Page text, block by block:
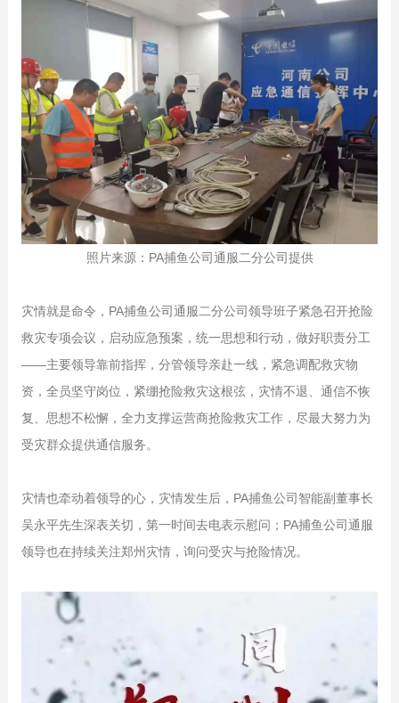
照片来源：PA捕鱼公司通服二分公司提供
灾情就是命令，PA捕鱼公司通服二分公司领导班子紧急召开抢险
救灾专项会议，启动应急预案，统一思想和行动，做好职责分工
——主要领导靠前指挥，分管领导亲赴一线，紧急调配救灾物
资，全员坚守岗位，紧绷抢险救灾这根弦，灾情不退、通信不恢
复、思想不松懈，全力支撑运营商抢险救灾工作，尽最大努力为
受灾群众提供通信服务。
灾情也牵动着领导的心，灾情发生后，PA捕鱼公司智能副董事长
吴永平先生深表关切，第一时间去电表示慰问；PA捕鱼公司通服
领导也在持续关注郑州灾情，询问受灾与抢险情况。